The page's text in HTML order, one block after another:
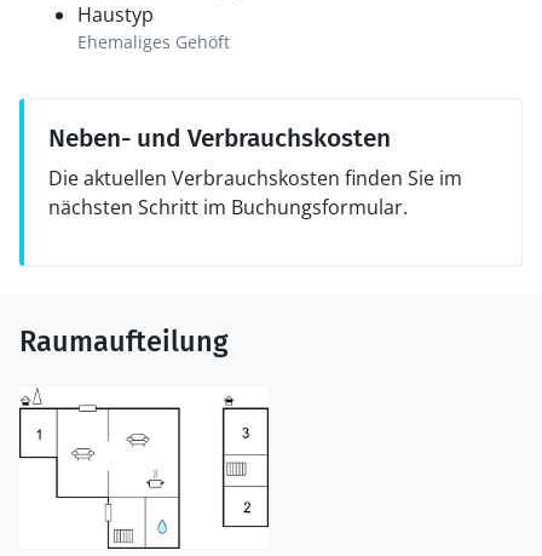
Haustyp
Ehemaliges Gehöft
Neben- und Verbrauchskosten
Die aktuellen Verbrauchskosten finden Sie im
nächsten Schritt im Buchungsformular.
Raumaufteilung